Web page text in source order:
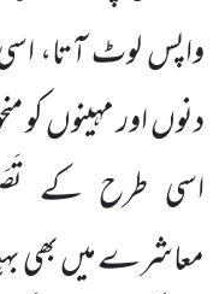
واپس لوٹ آتا،
دنوں اور مہینوں
اسی طرح کے
معاشرے میں بھی